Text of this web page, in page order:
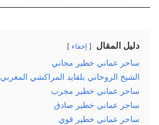
دليل المقال إخفاء
ساحر عماني خطير مجاني
الشيخ الروحاني بلقايد المراكشي المغربي
ساحر عماني خطير مجرب
ساحر عماني خطير صادق
ساحر عماني خطير قوي